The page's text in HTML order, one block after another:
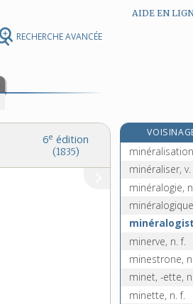
RECHERCHE AVANCÉE
AIDE EN
6e édition
(1835)
minéraliser,
minéralogie,
minerve, n. f.
minestrone,
minet, -ette, n.
minette, n. f.